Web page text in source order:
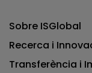
Sobre ISGlobal
Recerca i
Transferència i